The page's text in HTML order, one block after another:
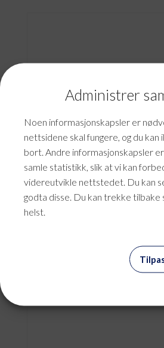
Administrer
Noen informasjonskapsler er
nettsidene skal fungere, og du kan
bort. Andre informasjonskapsler
samle statistikk, slik at vi kan
videreutvikle nettstedet. Du kan
godta disse. Du kan trekke tilbake
helst.
Systemutvikling